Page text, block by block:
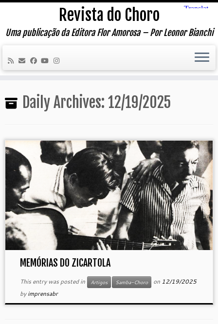
Skip
content
Revista do Choro
Uma publicação da Editora Flor Amorosa – Por Leonor Bianchi
Daily Archives: 12/19/2025
MEMÓRIAS DO ZICARTOLA
This entry was posted in Artigos Samba-Choro on 12/19/2025
byimprensabr